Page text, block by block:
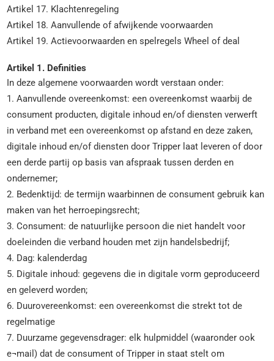
Artikel 17. Klachtenregeling
Artikel 18. Aanvullende of afwijkende voorwaarden
Artikel 19. Actievoorwaarden en spelregels Wheel of deal
Artikel 1. Definities
In deze algemene voorwaarden wordt verstaan onder:
1. Aanvullende overeenkomst: een overeenkomst waarbij de
consument producten, digitale inhoud en/of diensten verwerft
in verband met een overeenkomst op afstand en deze zaken,
digitale inhoud en/of diensten door Tripper laat leveren of door
een derde partij op basis van afspraak tussen derden en
ondernemer;
2. Bedenktijd: de termijn waarbinnen de consument gebruik kan
maken van het herroepingsrecht;
3. Consument: de natuurlijke persoon die niet handelt voor
doeleinden die verband houden met zijn handelsbedrijf;
4. Dag: kalenderdag
5. Digitale inhoud: gegevens die in digitale vorm geproduceerd
en geleverd worden;
6. Duurovereenkomst: een overeenkomst die strekt tot de
regelmatige
7. Duurzame gegevensdrager: elk hulpmiddel (waaronder ook
e¬mail) dat de consument of Tripper in staat stelt om